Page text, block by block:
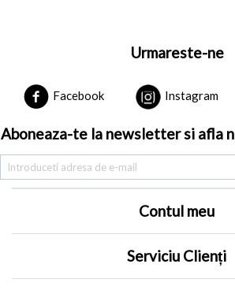
Urmareste-ne
Facebook Instagram
Aboneaza-te la newsletter si afla
Contul meu
Serviciu Clienți